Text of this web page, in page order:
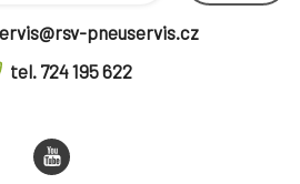
pneuservis.cz
tel. 724 195 622